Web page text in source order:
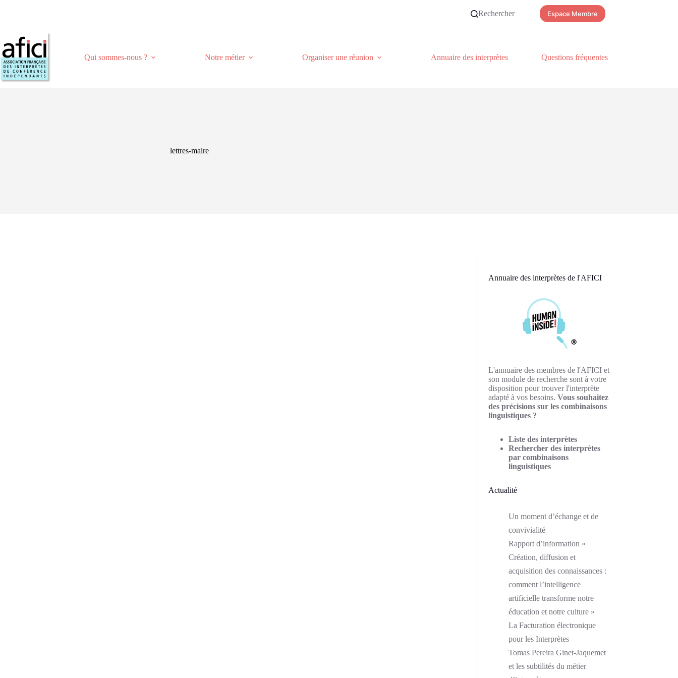
Rechercher Espace Membre
Qui sommes-nous ? Notre métier Organiser une réunion Annuaire des interprètes Questions fréquentes
lettres-maire
Annuaire des interprètes de l'AFICI
L'annuaire des membres de l'AFICI et
son module de recherche sont à votre
disposition pour trouver l'interprète
adapté à vos besoins. Vous souhaitez
des précisions sur les combinaisons
linguistiques ?
Liste des interprètes
Rechercher des interprètes
par combinaisons
linguistiques
Actualité
Un moment d’échange et de
convivialité
Rapport d’information «
Création, diffusion et
acquisition des connaissances :
comment l’intelligence
artificielle transforme notre
éducation et notre culture »
La Facturation électronique
pour les Interprètes
Tomas Pereira Ginet-Jaquemet
et les subtilités du métier